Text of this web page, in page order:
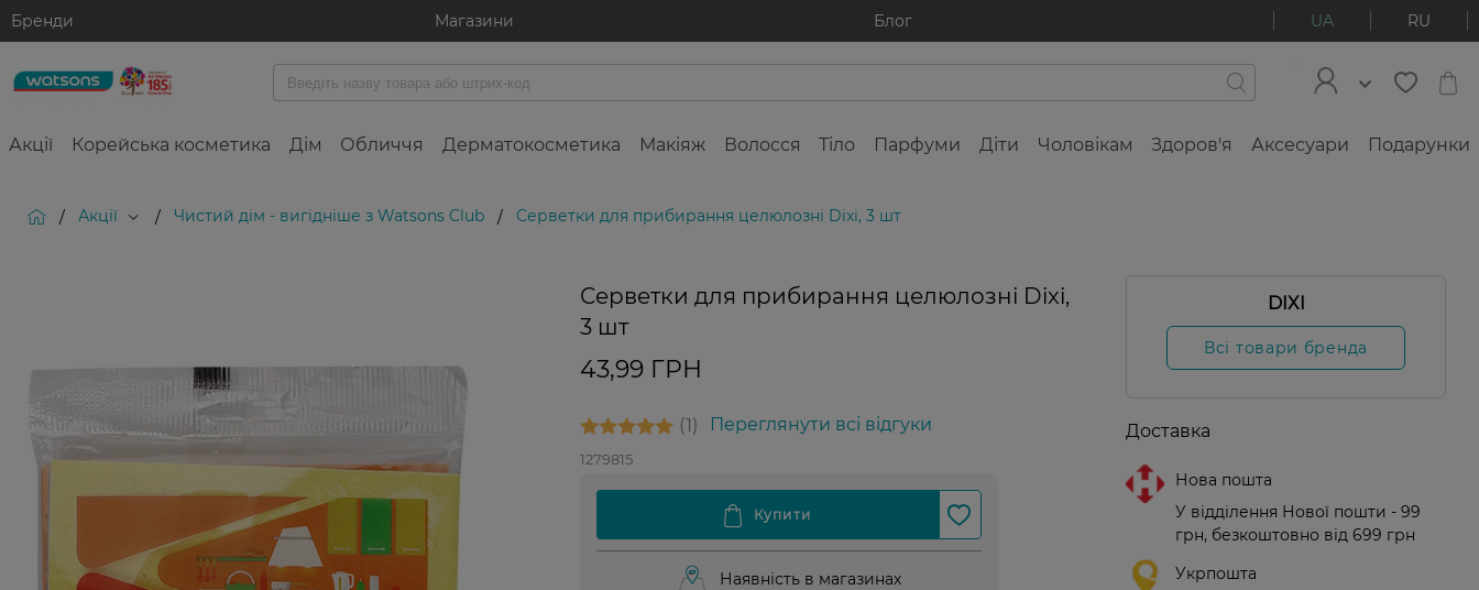
Бренди Магазини Блог UA RU
Акції Корейська косметика Дім Обличчя Дерматокосметика Макіяж Волосся Тіло Парфуми Діти Чоловікам Здоров'я Аксесуари Подарунки
/ Акції / Чистий дім - вигідніше з Watsons Club / Серветки для прибирання целюлозні Dixi, 3 шт
Серветки для прибирання целюлозні Dixi,
3 шт
43,99 ГРН
1 Переглянути всі відгуки
1279815
Наявність в магазинах
DIXI
Всі товари бренда
Доставка
Нова пошта
У відділення Нової пошти - 99
грн, безкоштовно від 699 грн
Укрпошта